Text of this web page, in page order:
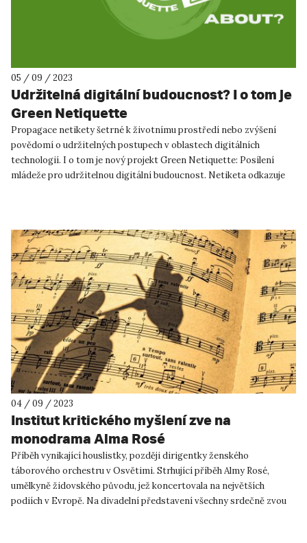
05 / 09 / 2023
Udržitelná digitální budoucnost? I o tom je
Green Netiquette
Propagace netikety šetrné k životnímu prostředí nebo zvýšení
povědomí o udržitelných postupech v oblastech digitálních
technologií. I o tom je nový projekt Green Netiquette: Posílení
mládeže pro udržitelnou digitální budoucnost. Netiketa odkazuje
04 / 09 / 2023
Institut kritického myšlení zve na
monodrama Alma Rosé
Příběh vynikající houslistky, později dirigentky ženského
táborového orchestru v Osvětimi. Strhující příběh Almy Rosé,
umělkyně židovského původu, jež koncertovala na největších
podiích v Evropě. Na divadelní představení všechny srdečně zvou